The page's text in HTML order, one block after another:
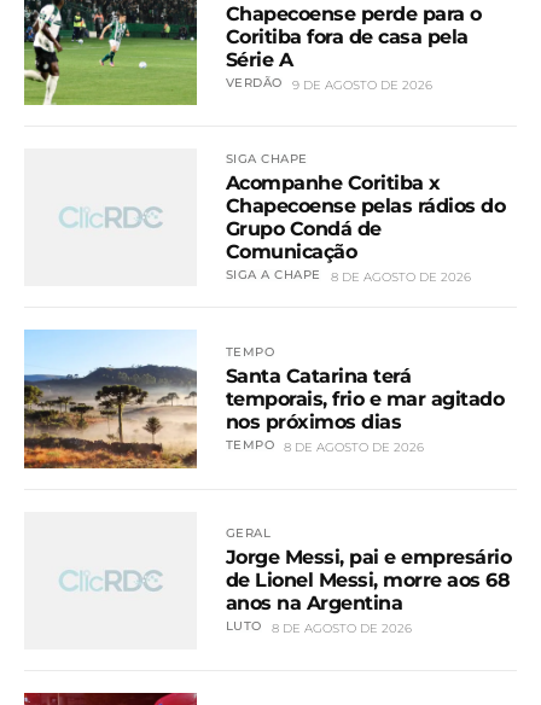
Chapecoense perde para o
Coritiba fora de casa pela
Série A
VERDÃO 9 DE AGOSTO DE 2026
SIGA CHAPE
Acompanhe Coritiba x
Chapecoense pelas rádios do
Grupo Condá de
Comunicação
SIGA A CHAPE 8 DE AGOSTO DE 2026
TEMPO
Santa Catarina terá
temporais, frio e mar agitado
nos próximos dias
TEMPO 8 DE AGOSTO DE 2026
GERAL
Jorge Messi, pai e empresário
de Lionel Messi, morre aos 68
anos na Argentina
LUTO 8 DE AGOSTO DE 2026